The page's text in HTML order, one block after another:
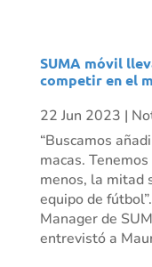
SUMA móvil
competir en el
22 Jun 2023 |
“Buscamos
macas.
menos, la mitad
equipo de
Manager de
entrevistó a